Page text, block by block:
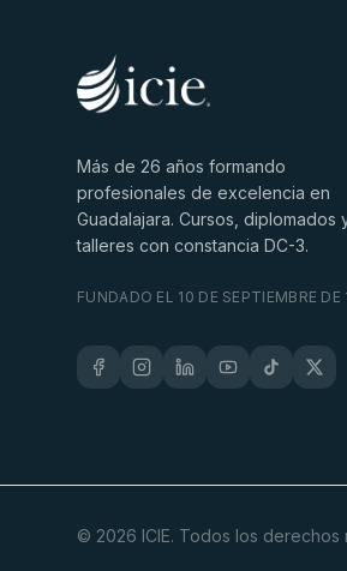
Más de 26 años formando
profesionales de excelencia en
Guadalajara. Cursos, diplomados
talleres con constancia DC-3.
FUNDADO EL 10 DE SEPTIEMBRE DE
© 2026 ICIE. Todos los derechos